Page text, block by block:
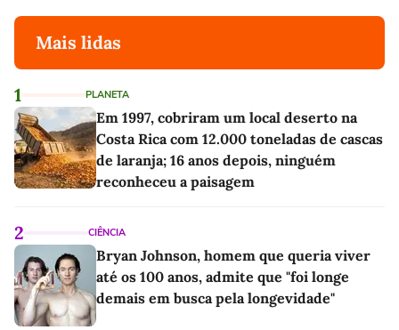
Mais lidas
1 PLANETA
Em 1997, cobriram um local deserto na
Costa Rica com 12.000 toneladas de cascas
de laranja; 16 anos depois, ninguém
reconheceu a paisagem
2 CIÊNCIA
Bryan Johnson, homem que queria viver
até os 100 anos, admite que "foi longe
demais em busca pela longevidade"